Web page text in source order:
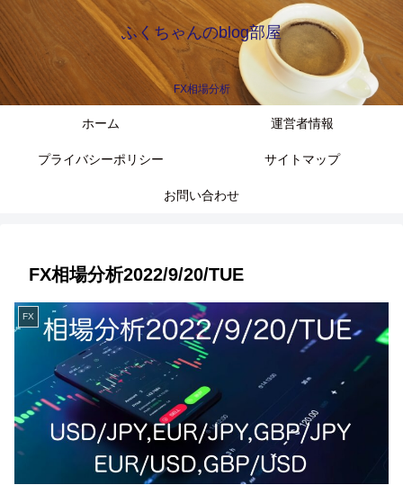
ふくちゃんのblog部屋
FX相場分析
ホーム 運営者情報
プライバシーポリシー サイトマップ
お問い合わせ
FX相場分析2022/9/20/TUE
FX